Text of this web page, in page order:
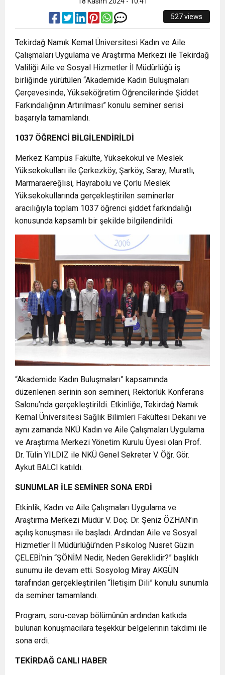
527 views
Tekirdağ Namık Kemal Üniversitesi Kadın ve Aile
Çalışmaları Uygulama ve Araştırma Merkezi ile Tekirdağ
Valiliği Aile ve Sosyal Hizmetler İl Müdürlüğü iş
birliğinde yürütülen “Akademide Kadın Buluşmaları
Çerçevesinde, Yükseköğretim Öğrencilerinde Şiddet
Farkındalığının Artırılması” konulu seminer serisi
başarıyla tamamlandı.
1037 ÖĞRENCİ BİLGİLENDİRİLDİ
Merkez Kampüs Fakülte, Yüksekokul ve Meslek
Yüksekokulları ile Çerkezköy, Şarköy, Saray, Muratlı,
Marmaraereğlisi, Hayrabolu ve Çorlu Meslek
Yüksekokullarında gerçekleştirilen seminerler
aracılığıyla toplam 1037 öğrenci şiddet farkındalığı
konusunda kapsamlı bir şekilde bilgilendirildi.
“Akademide Kadın Buluşmaları” kapsamında
düzenlenen serinin son semineri, Rektörlük Konferans
Salonu’nda gerçekleştirildi. Etkinliğe, Tekirdağ Namık
Kemal Üniversitesi Sağlık Bilimleri Fakültesi Dekanı ve
aynı zamanda NKÜ Kadın ve Aile Çalışmaları Uygulama
ve Araştırma Merkezi Yönetim Kurulu Üyesi olan Prof.
Dr. Tülin YILDIZ ile NKÜ Genel Sekreter V. Öğr. Gör.
Aykut BALCI katıldı.
SUNUMLAR İLE SEMİNER SONA ERDİ
Etkinlik, Kadın ve Aile Çalışmaları Uygulama ve
Araştırma Merkezi Müdür V. Doç. Dr. Şeniz ÖZHAN’ın
açılış konuşması ile başladı. Ardından Aile ve Sosyal
Hizmetler İl Müdürlüğü’nden Psikolog Nusret Güzin
ÇELEBİ’nin “ŞÖNİM Nedir, Neden Gereklidir?” başlıklı
sunumu ile devam etti. Sosyolog Miray AKGÜN
tarafından gerçekleştirilen “İletişim Dili” konulu sunumla
da seminer tamamlandı.
Program, soru-cevap bölümünün ardından katkıda
bulunan konuşmacılara teşekkür belgelerinin takdimi ile
sona erdi.
TEKİRDAĞ CANLI HABER